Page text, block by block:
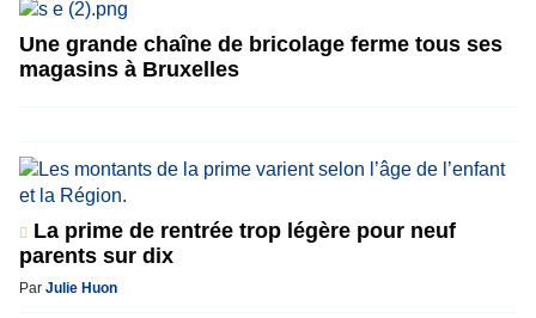
Une grande chaîne de bricolage ferme tous ses
magasins à Bruxelles
La prime de rentrée trop légère pour neuf
parents sur dix
Par Julie Huon